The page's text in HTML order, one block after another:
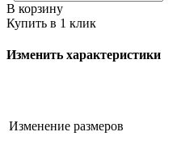
В корзину
Купить в 1 клик
Изменить характеристики
Изменение размеров